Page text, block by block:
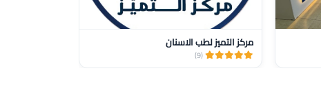
مركز التميز لطب الاسنان
(9)